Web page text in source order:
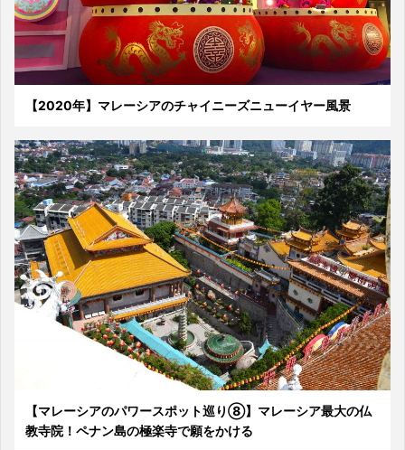
【2020年】マレーシアのチャイニーズニューイヤー風景
【マレーシアのパワースポット巡り⑧】マレーシア最大の仏
教寺院！ペナン島の極楽寺で願をかける